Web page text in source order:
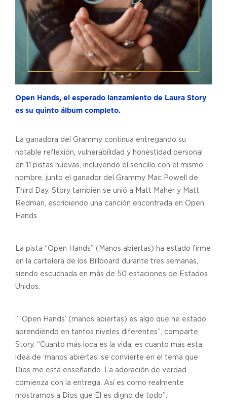
Open Hands, el esperado lanzamiento de Laura Story
es su quinto álbum completo.
La ganadora del Grammy continua entregando su
notable reflexión, vulnerabilidad y honestidad personal
en 11 pistas nuevas, incluyendo el sencillo con el mismo
nombre, junto el ganador del Grammy Mac Powell de
Third Day. Story también se unió a Matt Maher y Matt
Redman, escribiendo una canción encontrada en Open
Hands.
La pista “Open Hands” (Manos abiertas) ha estado firme
en la cartelera de los Billboard durante tres semanas,
siendo escuchada en más de 50 estaciones de Estados
Unidos.
” ‘Open Hands’ (manos abiertas) es algo que he estado
aprendiendo en tantos niveles diferentes”, comparte
Story. “Cuanto más loca es la vida, es cuanto más esta
idea de ‘manos abiertas’ se convierte en el tema que
Dios me está enseñando. La adoración de verdad
comienza con la entrega. Así es como realmente
mostramos a Dios que Él es digno de todo”.